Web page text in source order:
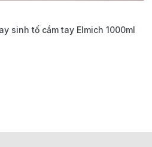
sinh tố cầm tay Elmich 1000ml